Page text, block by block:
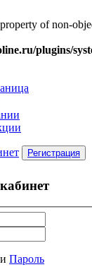
of non-
plugins/
Регистрация
Пароль